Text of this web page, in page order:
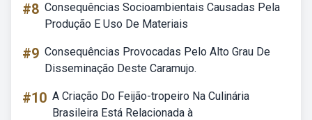
#8 Consequências Socioambientais Causadas Pela
Produção E Uso De Materiais
#9 Consequências Provocadas Pelo Alto Grau De
Disseminação Deste Caramujo.
#10 A Criação Do Feijão-tropeiro Na Culinária
Brasileira Está Relacionada à